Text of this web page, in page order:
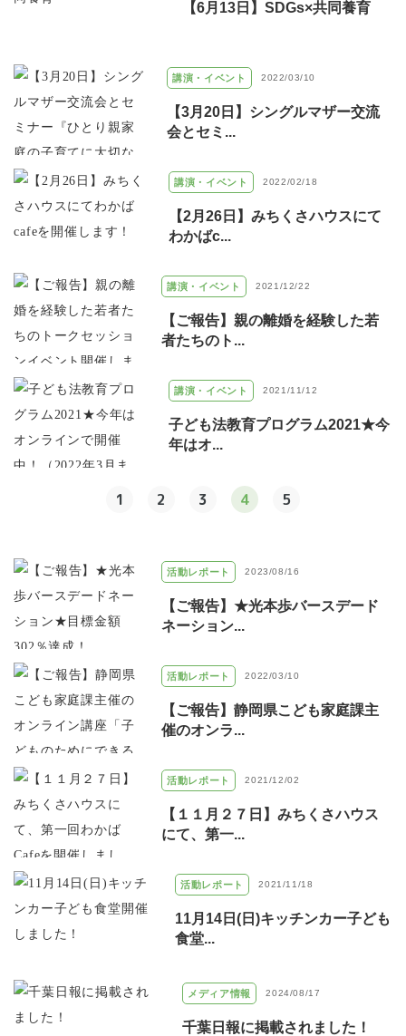
【6月13日】SDGs×共同養育
講演・イベント 2022/03/10
【3月20日】シングルマザー交流
会とセミ...
講演・イベント 2022/02/18
【2月26日】みちくさハウスにて
わかばc...
講演・イベント 2021/12/22
【ご報告】親の離婚を経験した若
者たちのト...
講演・イベント 2021/11/12
子ども法教育プログラム2021★今
年はオ...
1 2 3 4 5
活動レポート 2023/08/16
【ご報告】★光本歩バースデード
ネーション...
活動レポート 2022/03/10
【ご報告】静岡県こども家庭課主
催のオンラ...
活動レポート 2021/12/02
【１１月２７日】みちくさハウス
にて、第一...
活動レポート 2021/11/18
11月14日(日)キッチンカー子ども
食堂...
メディア情報 2024/08/17
千葉日報に掲載されました！